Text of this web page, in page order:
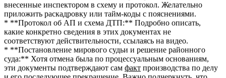
внесенные инспектором в схему и протокол. Желательно
приложить раскадровку или тайм-коды с пояснениями.
* **Протокол об АП и схема ДТП:** Подробно описать,
какие конкретно сведения в этих документах не
соответствуют действительности, ссылаясь на видео.
* **Постановление мирового судьи и решение районного
суда:** Хотя отмена была по процессуальным основаниям,
эти документы подтверждают сам факт производства по делу